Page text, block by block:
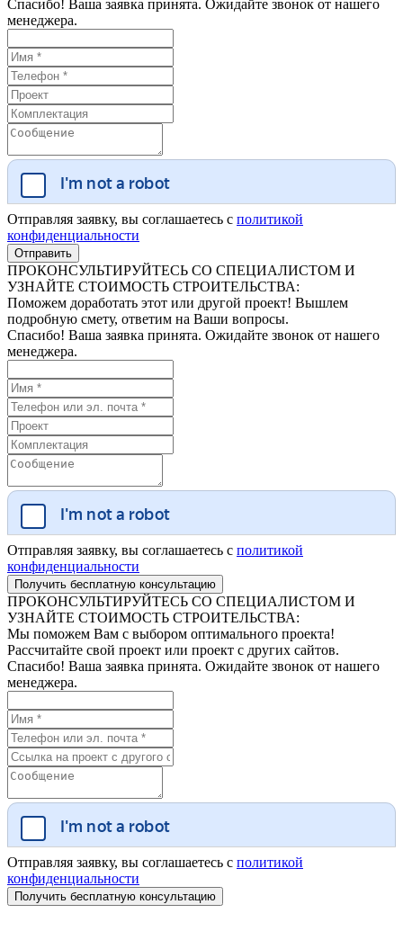
Спасибо! Ваша заявка принята. Ожидайте звонок от нашего
менеджера.
Отправляя заявку, вы соглашаетесь с политикой
конфиденциальности
ПРОКОНСУЛЬТИРУЙТЕСЬ СО СПЕЦИАЛИСТОМ И
УЗНАЙТЕ СТОИМОСТЬ СТРОИТЕЛЬСТВА:
Поможем доработать этот или другой проект! Вышлем
подробную смету, ответим на Ваши вопросы.
Спасибо! Ваша заявка принята. Ожидайте звонок от нашего
менеджера.
Отправляя заявку, вы соглашаетесь с политикой
конфиденциальности
ПРОКОНСУЛЬТИРУЙТЕСЬ СО СПЕЦИАЛИСТОМ И
УЗНАЙТЕ СТОИМОСТЬ СТРОИТЕЛЬСТВА:
Мы поможем Вам с выбором оптимального проекта!
Рассчитайте свой проект или проект с других сайтов.
Спасибо! Ваша заявка принята. Ожидайте звонок от нашего
менеджера.
Отправляя заявку, вы соглашаетесь с политикой
конфиденциальности